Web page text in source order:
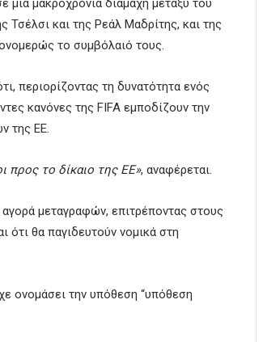
μακροχρόνια διαμάχη μεταξύ του
και της Ρεάλ Μαδρίτης, και της
το συμβόλαιό τους.
περιορίζοντας τη δυνατότητα ενός
κανόνες της FIFA εμποδίζουν την
της ΕΕ.
προς το δίκαιο της ΕΕ», αναφέρεται.
μεταγραφών, επιτρέποντας στους
ότι θα παγιδευτούν νομικά στη
ονομάσει την υπόθεση “υπόθεση